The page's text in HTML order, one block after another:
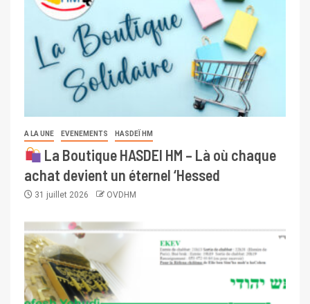
A LA UNE EVENEMENTS HASDEÏ HM
La Boutique HASDEI HM – Là où chaque
achat devient un éternel ‘Hessed
31 juillet 2026 OVDHM